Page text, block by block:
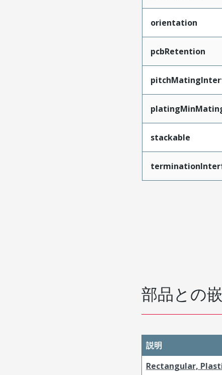
orientation
pcbRetention
stackable
部品との
説明
Rectangular,